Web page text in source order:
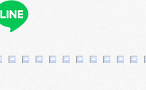
月9日（日）≫